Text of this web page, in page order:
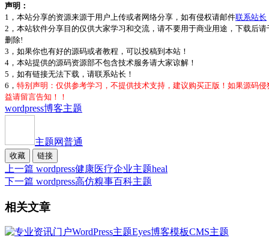
声明：
1，本站分享的资源来源于用户上传或者网络分享，如有侵权请邮件联系站长
2，本站软件分享目的仅供大家学习和交流，请不要用于商业用途，下载后请
删除!
3，如果你也有好的源码或者教程，可以投稿到本站！
4，本站提供的源码资源部不包含技术服务请大家谅解！
5，如有链接无法下载，请联系站长！
6， 特别声明：仅供参考学习，不提供技术支持，建议购买正版！如果源码侵
益请留言告知！！
wordpress博客主题
主题网普通
收藏 链接
上一篇 wordpress健康医疗企业主题heal
下一篇 wordpress高仿糗事百科主题
相关文章